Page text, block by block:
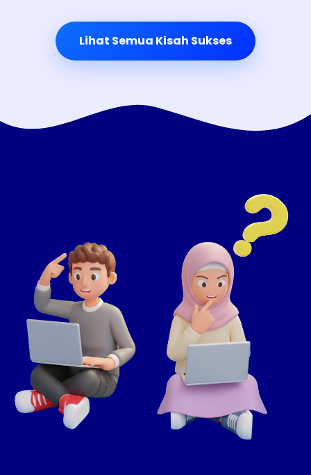
Lihat Semua Kisah Sukses